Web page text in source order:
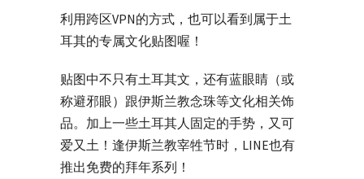
利用跨区VPN的方式，也可以看到属于土
耳其的专属文化贴图喔！
贴图中不只有土耳其文，还有蓝眼睛（或
称避邪眼）跟伊斯兰教念珠等文化相关饰
品。加上一些土耳其人固定的手势，又可
爱又土！逢伊斯兰教宰牲节时，LINE也有
推出免费的拜年系列！